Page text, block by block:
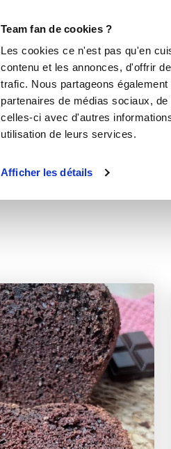
Team fan de cookies ?
Les cookies ce n'est pas qu'en
contenu et les annonces, d'offrir
trafic. Nous partageons
partenaires de médias sociaux,
celles-ci avec d'autres
utilisation de leurs services.
Afficher les détails
desserts
Petits gourmands